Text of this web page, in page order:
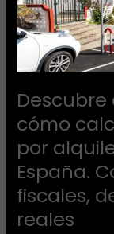
cómo
por
España.
fiscales,
reales
informar
el
IRPF
alquiler
vacacional
en
España.
Conoce